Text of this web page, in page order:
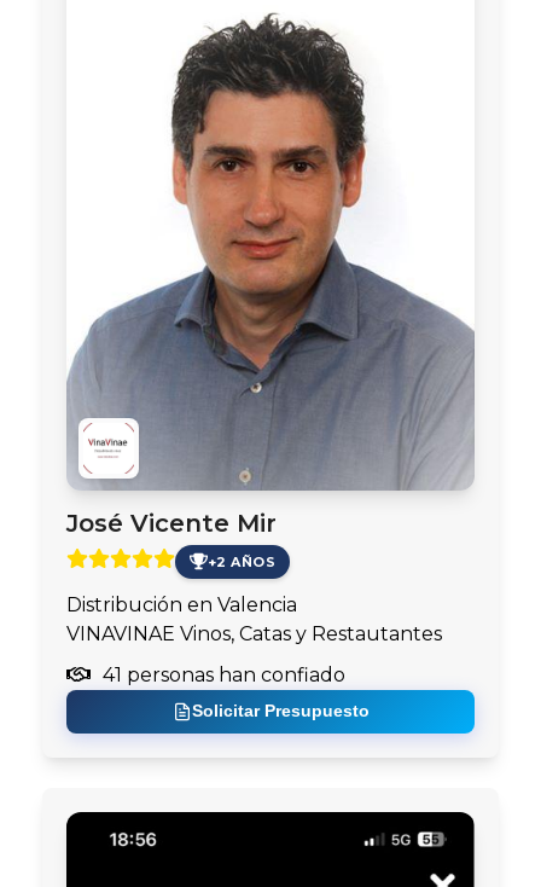
José Vicente Mir
+2 AÑOS
Distribución en Valencia
VINAVINAE Vinos, Catas y Restautantes
41 personas han confiado
Solicitar Presupuesto